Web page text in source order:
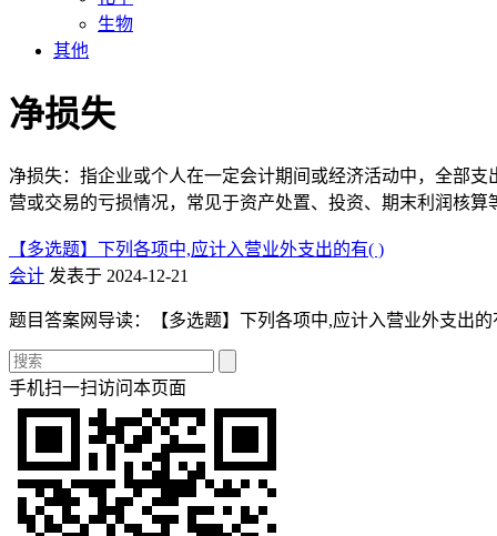
生物
其他
净损失
净损失：指企业或个人在一定会计期间或经济活动中，全部
营或交易的亏损情况，常见于资产处置、投资、期末利润核算
【多选题】下列各项中,应计入营业外支出的有( )
会计 发表于 2024-12-21
题目答案网导读：【多选题】下列各项中,应计入营业外支出
手机扫一扫访问本页面